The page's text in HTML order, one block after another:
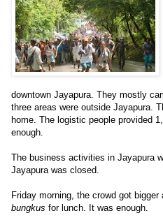
downtown Jayapura. They mostly
three areas were outside Jayapura.
home. The logistic people provided
enough.
The business activities in Jayapura
Jayapura was closed.
Friday morning, the crowd got
bungkus for lunch. It was enough.